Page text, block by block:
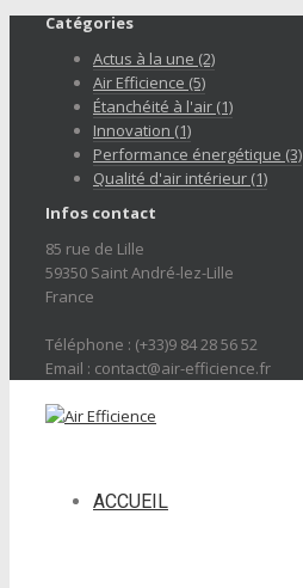
Catégories
Actus à la une (2)
Air Efficience (5)
Étanchéité à l'air (1)
Innovation (1)
Performance énergétique (3)
Qualité d'air intérieur (1)
Infos contact
85 rue de Lille
59350 Saint André-lez-Lille
France
Téléphone : (+33)9 84 28 56 52
Email : contact@air-efficience.fr
ACCUEIL